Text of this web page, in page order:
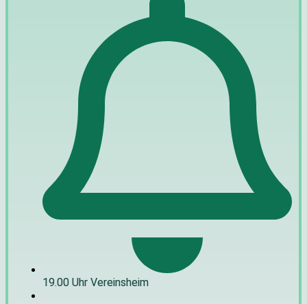
19.00 Uhr Vereinsheim